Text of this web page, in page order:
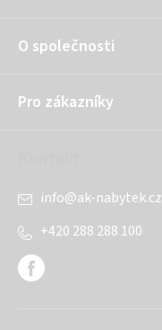
O společnosti
Pro zákazníky
info@ak-nabytek.cz
+420 288 288 100